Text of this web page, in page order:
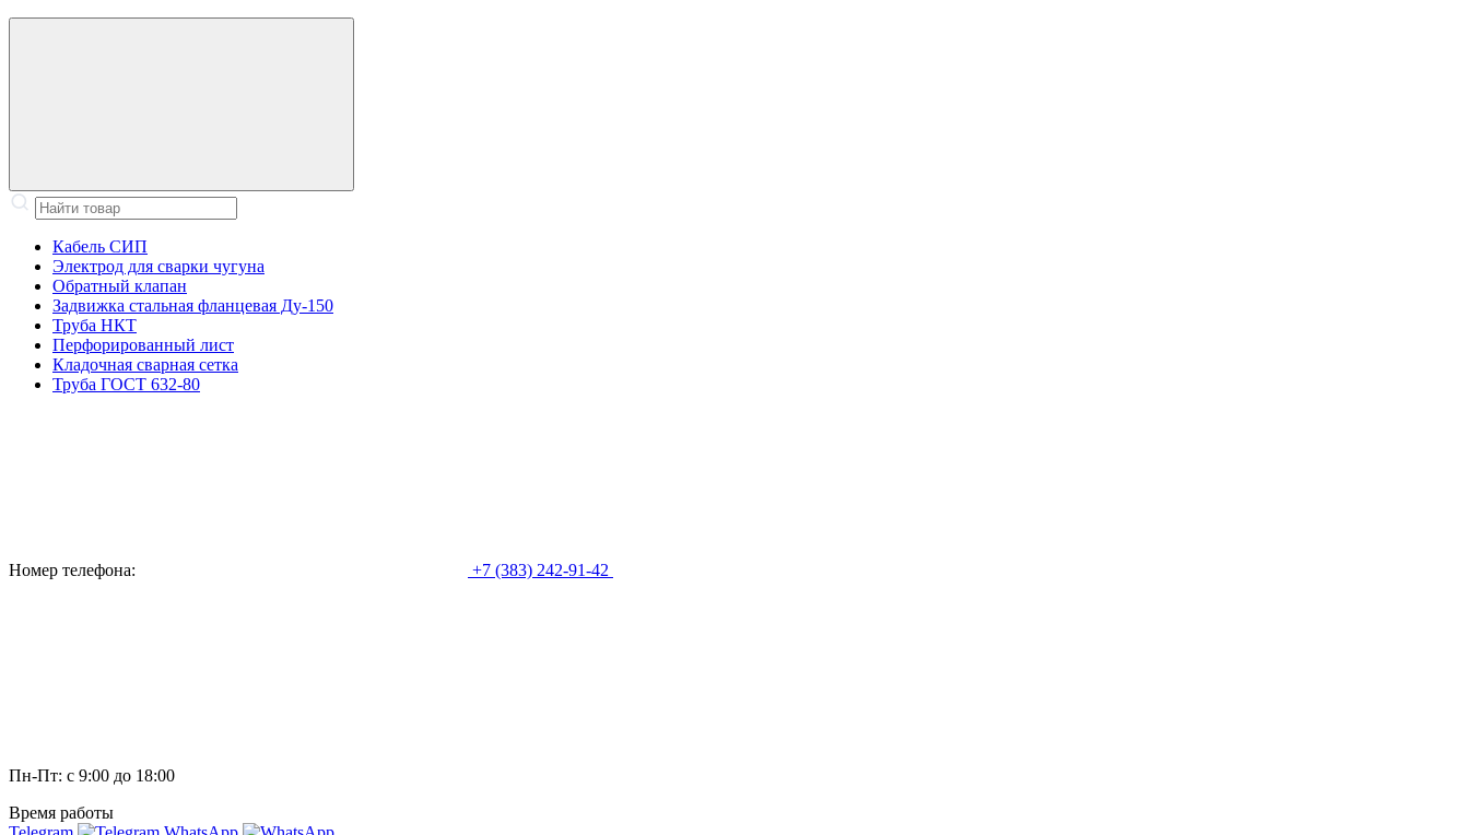
Кабель СИП
Электрод для сварки чугуна
Обратный клапан
Задвижка стальная фланцевая Ду-150
Труба НКТ
Перфорированный лист
Кладочная сварная сетка
Труба ГОСТ 632-80
Номер телефона: +7 (383) 242-91-42
Пн-Пт: с 9:00 до 18:00
Время работы